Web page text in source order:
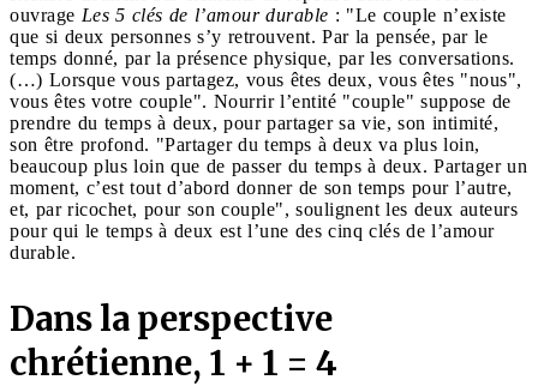
ouvrage Les 5 clés de l’amour durable : "Le couple n’existe
que si deux personnes s’y retrouvent. Par la pensée, par le
temps donné, par la présence physique, par les conversations.
(…) Lorsque vous partagez, vous êtes deux, vous êtes "nous",
vous êtes votre couple". Nourrir l’entité "couple" suppose de
prendre du temps à deux, pour partager sa vie, son intimité,
son être profond. "Partager du temps à deux va plus loin,
beaucoup plus loin que de passer du temps à deux. Partager un
moment, c’est tout d’abord donner de son temps pour l’autre,
et, par ricochet, pour son couple", soulignent les deux auteurs
pour qui le temps à deux est l’une des cinq clés de l’amour
durable.
Dans la perspective
chrétienne, 1 + 1 = 4